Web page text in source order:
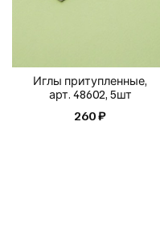
Иглы притупленные,
арт. 48602, 5шт
260 ₽